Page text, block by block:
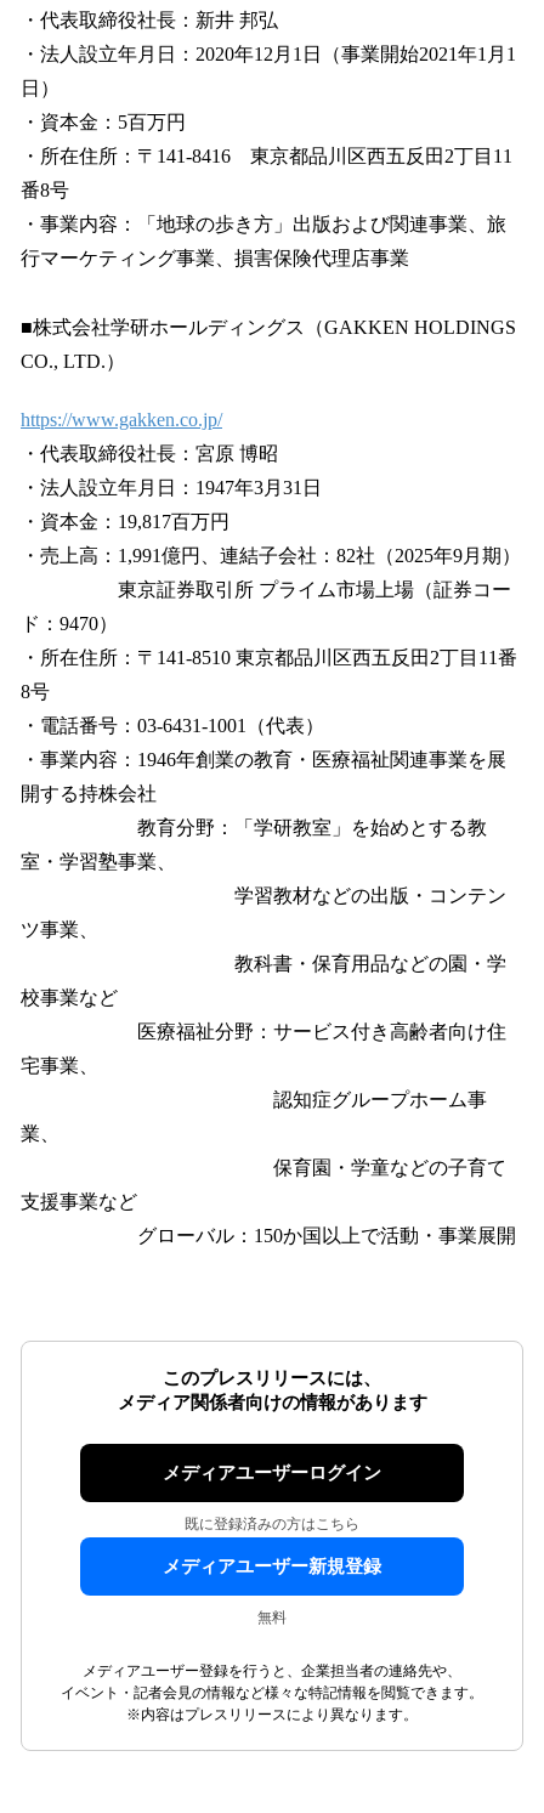
・代表取締役社長：新井 邦弘
・法人設立年月日：2020年12月1日（事業開始2021年1月1
日）
・資本金：5百万円
・所在住所：〒141-8416 東京都品川区西五反田2丁目11
番8号
・事業内容：「地球の歩き方」出版および関連事業、旅
行マーケティング事業、損害保険代理店事業
■株式会社学研ホールディングス（GAKKEN HOLDINGS
CO., LTD.）
https://www.gakken.co.jp/
・代表取締役社長：宮原 博昭
・法人設立年月日：1947年3月31日
・資本金：19,817百万円
・売上高：1,991億円、連結子会社：82社（2025年9月期）
東京証券取引所 プライム市場上場（証券コー
ド：9470）
・所在住所：〒141-8510 東京都品川区西五反田2丁目11番
8号
・電話番号：03-6431-1001（代表）
・事業内容：1946年創業の教育・医療福祉関連事業を展
開する持株会社
教育分野：「学研教室」を始めとする教
室・学習塾事業、
学習教材などの出版・コンテン
ツ事業、
教科書・保育用品などの園・学
校事業など
医療福祉分野：サービス付き高齢者向け住
宅事業、
認知症グループホーム事
業、
保育園・学童などの子育て
支援事業など
グローバル：150か国以上で活動・事業展開
このプレスリリースには、
メディア関係者向けの情報があります
メディアユーザーログイン
既に登録済みの方はこちら
メディアユーザー新規登録
無料
メディアユーザー登録を行うと、企業担当者の連絡先や、
イベント・記者会見の情報など様々な特記情報を閲覧できます。
※内容はプレスリリースにより異なります。